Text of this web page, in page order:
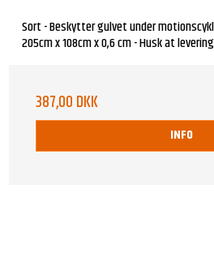
Sort - Beskytter gulvet under
205cm x 108cm x 0,6 cm - Husk at
387,00 DKK
INFO